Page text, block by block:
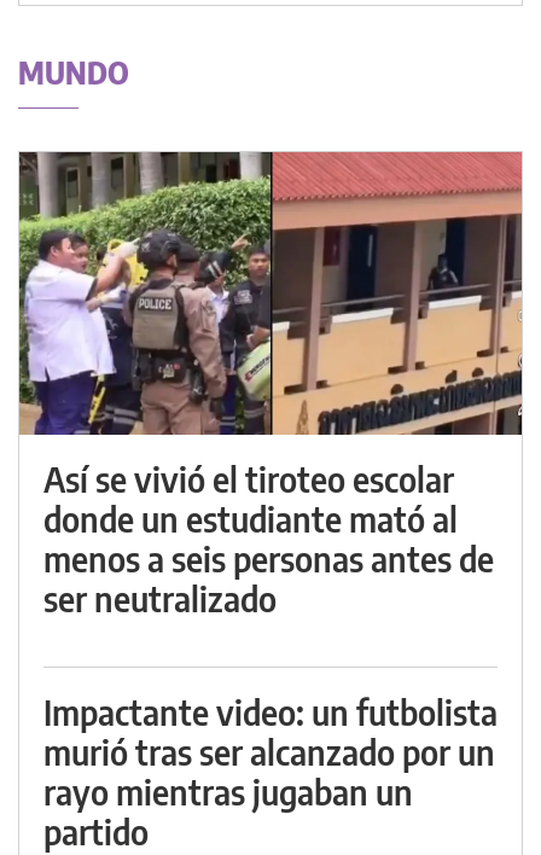
MUNDO
Así se vivió el tiroteo escolar
donde un estudiante mató al
menos a seis personas antes de
ser neutralizado
Impactante video: un futbolista
murió tras ser alcanzado por un
rayo mientras jugaban un
partido